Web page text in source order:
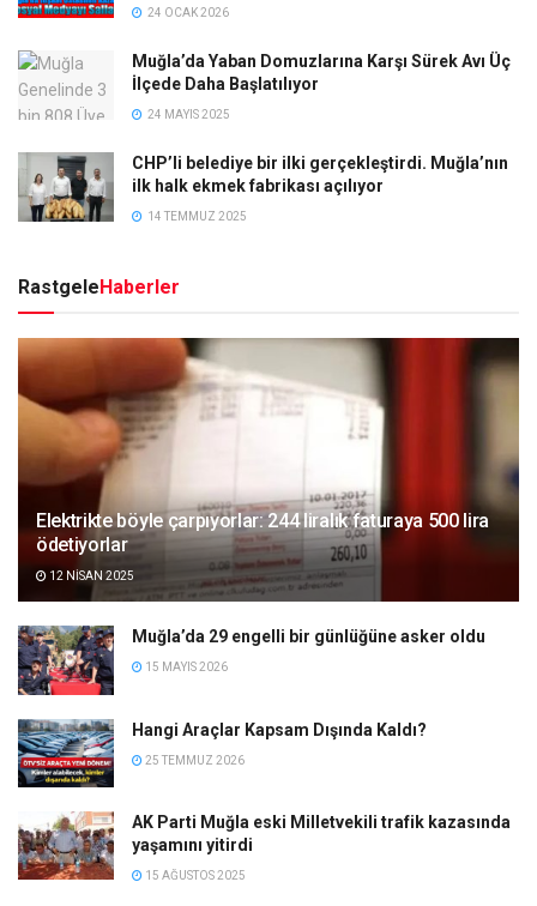
24 OCAK 2026
Muğla’da Yaban Domuzlarına Karşı Sürek Avı Üç
İlçede Daha Başlatılıyor
24 MAYIS 2025
CHP’li belediye bir ilki gerçekleştirdi. Muğla’nın
ilk halk ekmek fabrikası açılıyor
14 TEMMUZ 2025
Rastgele Haberler
Elektrikte böyle çarpıyorlar: 244 liralık faturaya 500 lira
ödetiyorlar
12 NISAN 2025
Muğla’da 29 engelli bir günlüğüne asker oldu
15 MAYIS 2026
Hangi Araçlar Kapsam Dışında Kaldı?
25 TEMMUZ 2026
AK Parti Muğla eski Milletvekili trafik kazasında
yaşamını yitirdi
15 AĞUSTOS 2025